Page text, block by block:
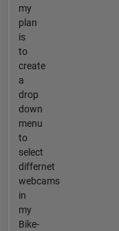
my
plan
is
to
create
a
drop
down
menu
to
select
differnet
webcams
in
my
Bike-